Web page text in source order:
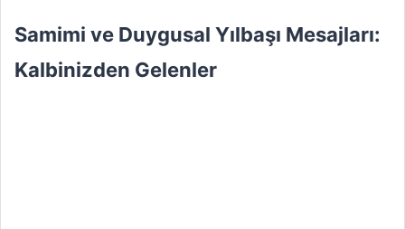
Samimi ve Duygusal Yılbaşı Mesajları:
Kalbinizden Gelenler